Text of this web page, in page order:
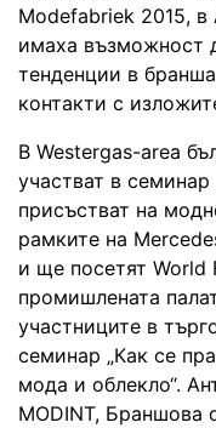
Modefabriek 2015,
имаха възможност
тенденции в
контакти с
В Westergas-area
участват в
присъстват на
рамките на
и ще посетят World
промишлената
участниците в
семинар „Как се
мода и облекло“.
MODINT, Браншова